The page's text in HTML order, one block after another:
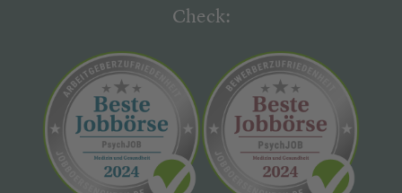
Check: